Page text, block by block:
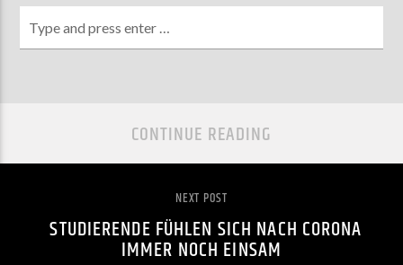
CONTINUE READING
NEXT POST
STUDIERENDE FÜHLEN SICH NACH CORONA
IMMER NOCH EINSAM